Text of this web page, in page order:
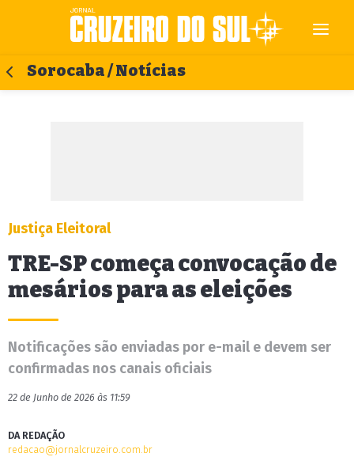
Sorocaba / Notícias
Justiça Eleitoral
TRE-SP começa convocação de
mesários para as eleições
Notificações são enviadas por e-mail e devem ser
confirmadas nos canais oficiais
22 de Junho de 2026 às 11:59
DA REDAÇÃO
redacao@jornalcruzeiro.com.br